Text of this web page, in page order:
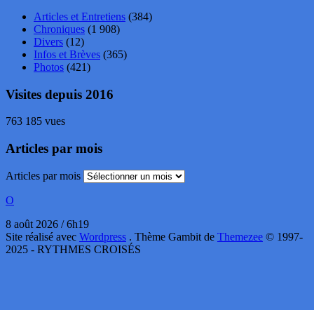
Articles et Entretiens (384)
Chroniques (1 908)
Divers (12)
Infos et Brèves (365)
Photos (421)
Visites depuis 2016
763 185 vues
Articles par mois
Articles par mois
O
8 août 2026 / 6h19
Site réalisé avec Wordpress . Thème Gambit de Themezee © 1997-
2025 - RYTHMES CROISÉS